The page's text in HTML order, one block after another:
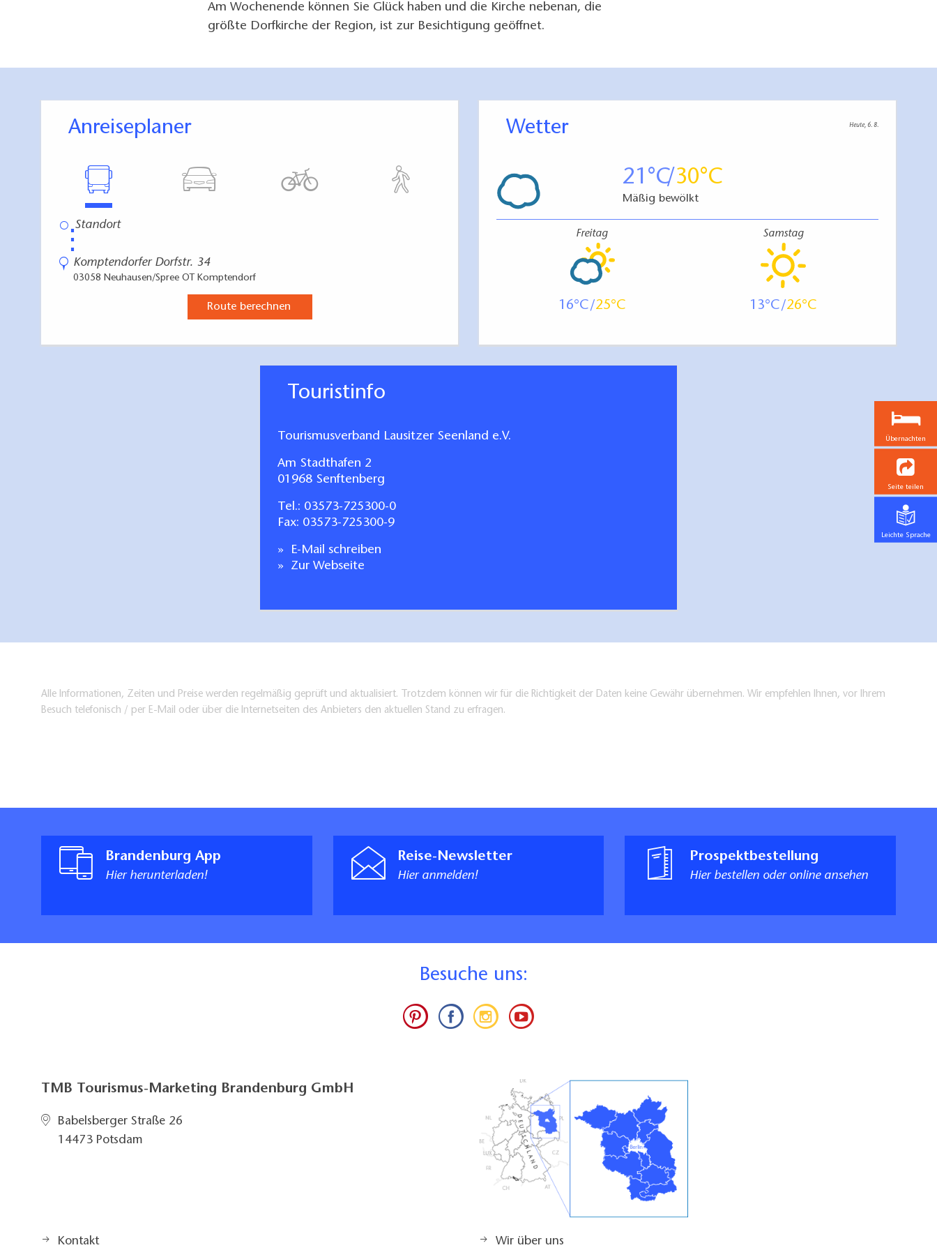
Am Wochenende können Sie Glück haben und die Kirche nebenan, die
größte Dorfkirche der Region, ist zur Besichtigung geöffnet.
Anreiseplaner
⋮
Komptendorfer Dorfstr. 34
03058 Neuhausen/Spree OT Komptendorf
Route berechnen
Wetter Heute, 6. 8.
21 30
Mäßig bewölkt
Freitag
16 25
Samstag
13 26
Touristinfo
Tourismusverband Lausitzer Seenland e.V.
Am Stadthafen 2
01968 Senftenberg
Tel.: 03573-725300-0
Fax: 03573-725300-9
E-Mail schreiben
Zur Webseite
Alle Informationen, Zeiten und Preise werden regelmäßig geprüft und aktualisiert. Trotzdem können wir für die Richtigkeit der Daten keine Gewähr übernehmen. Wir empfehlen Ihnen, vor Ihrem
Besuch telefonisch / per E-Mail oder über die Internetseiten des Anbieters den aktuellen Stand zu erfragen.
Brandenburg App
Hier herunterladen!
Reise-Newsletter
Hier anmelden!
Prospektbestellung
Hier bestellen oder online ansehen
Besuche uns:
TMB Tourismus-Marketing Brandenburg GmbH
Babelsberger Straße 26
14473 Potsdam
Kontakt Wir über uns
Übernachten
Seite teilen
Leichte Sprache